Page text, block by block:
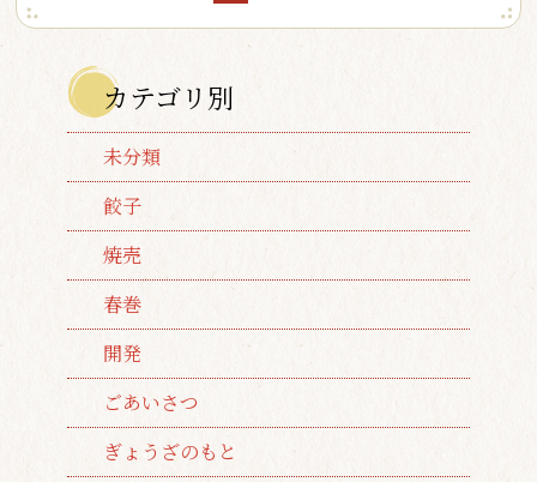
カテゴリ別
未分類
餃子
焼売
春巻
開発
ごあいさつ
ぎょうざのもと